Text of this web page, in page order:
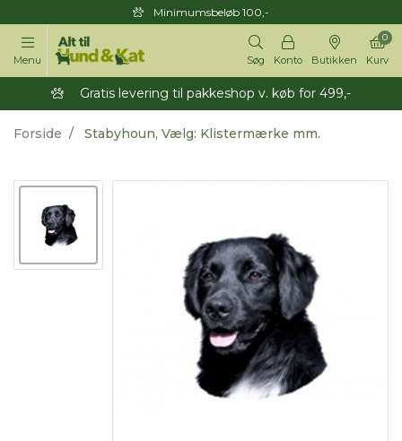
Minimumsbeløb 100,-
Menu Søg Konto Butikken Kurv
0
Gratis levering til pakkeshop v. køb for 499,-
Forside Stabyhoun, Vælg: Klistermærke mm.